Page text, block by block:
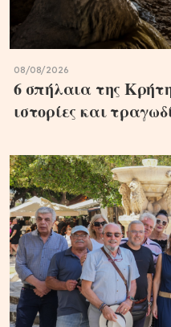
08/08/2026
6 σπήλαια της
ιστορίες και